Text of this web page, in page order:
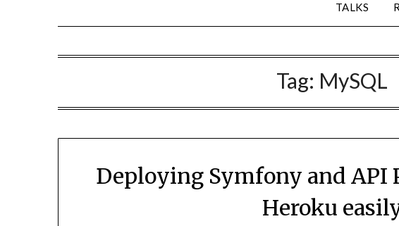
TALKS
Tag: MySQL
Deploying Symfony and API
Heroku